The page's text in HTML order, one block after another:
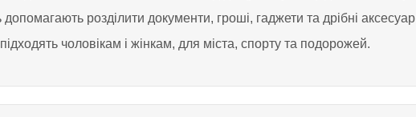
розділити документи, гроші, гаджети та дрібні
чоловікам і жінкам, для міста, спорту та подорожей.